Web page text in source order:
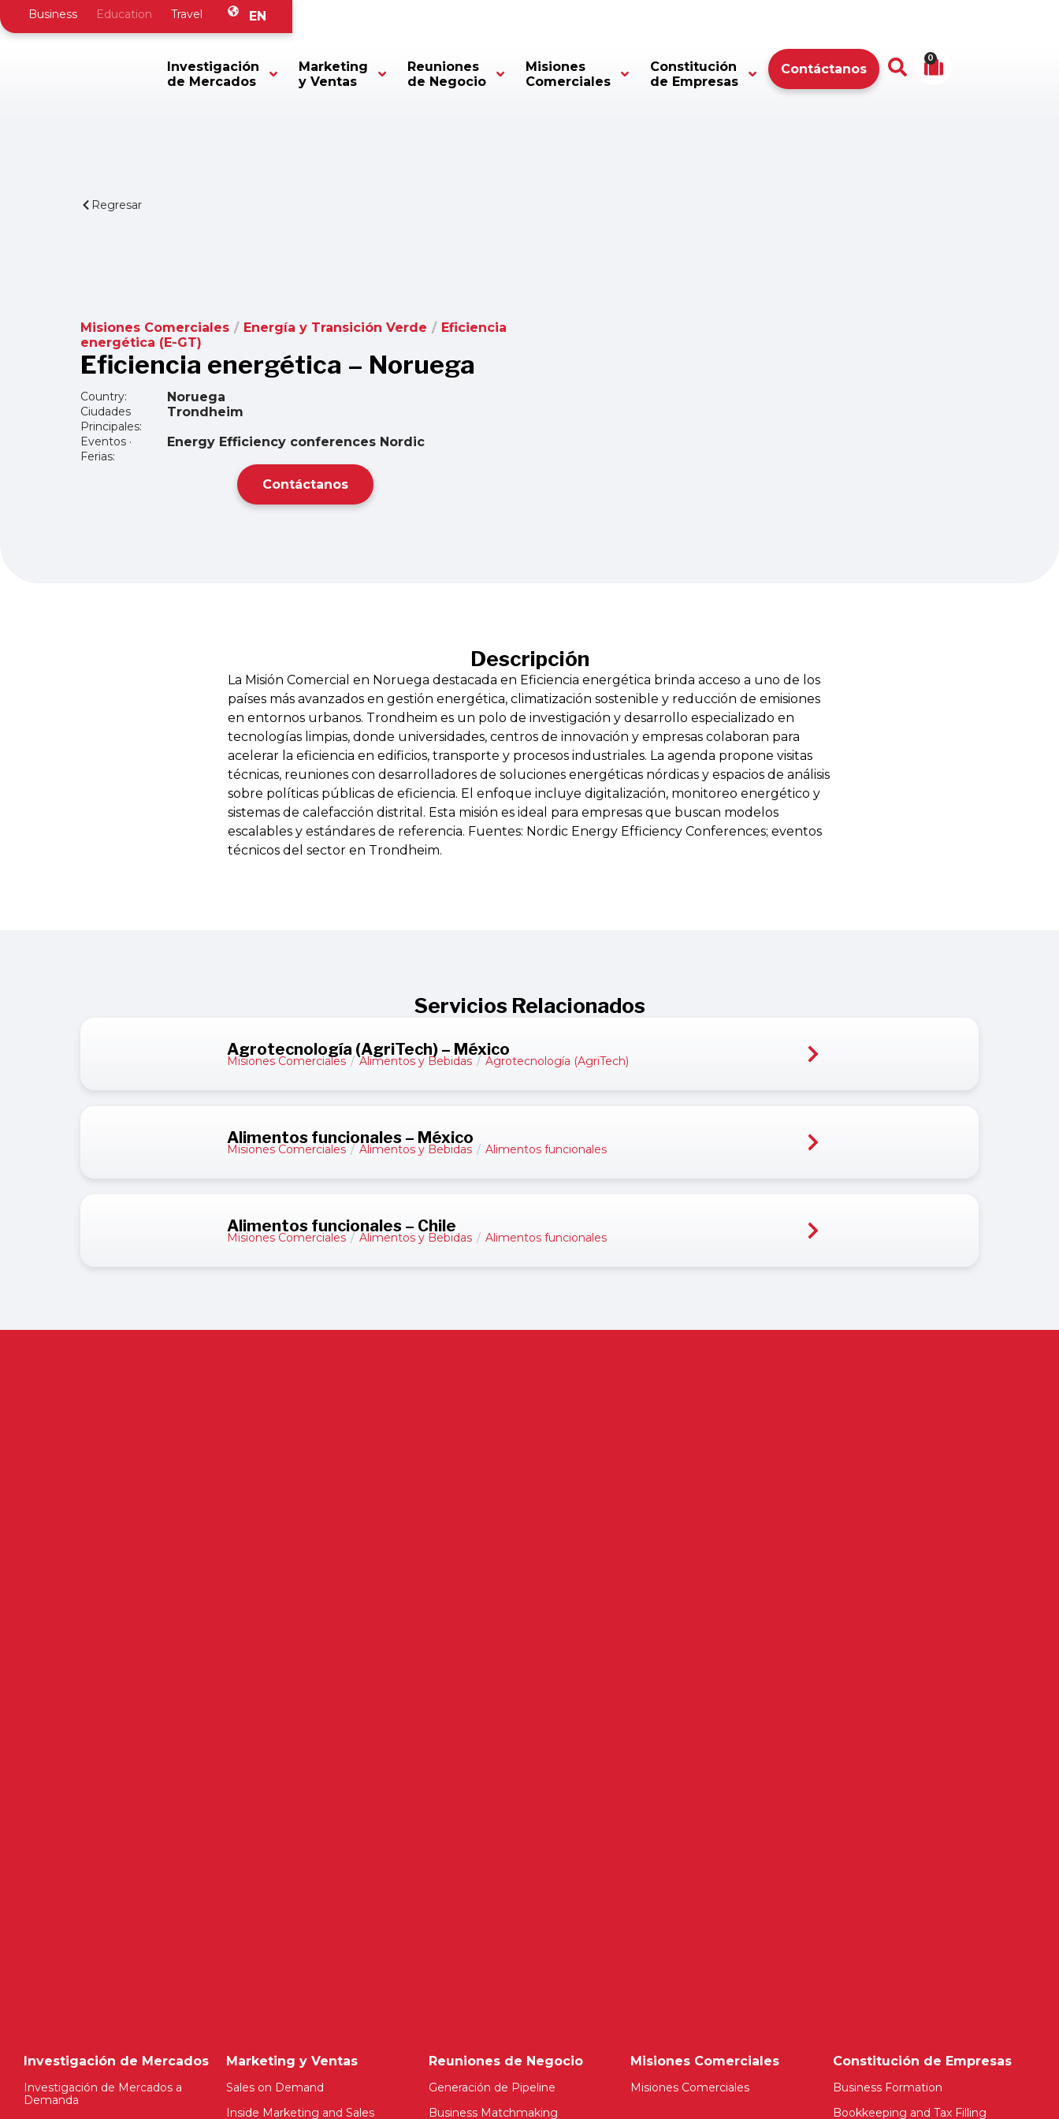
Business Education Travel EN
Investigación
de Mercados
Marketing
y Ventas
Reuniones
de Negocio
Misiones
Comerciales
Constitución
de Empresas
Contáctanos
0
Regresar
Misiones Comerciales / Energía y Transición Verde / Eficiencia
energética (E-GT)
Eficiencia energética – Noruega
Country: Noruega
Ciudades
Principales:
Trondheim
Eventos ·
Ferias:
Energy Efficiency conferences Nordic
Contáctanos
Descripción
La Misión Comercial en Noruega destacada en Eficiencia energética brinda acceso a uno de los
países más avanzados en gestión energética, climatización sostenible y reducción de emisiones
en entornos urbanos. Trondheim es un polo de investigación y desarrollo especializado en
tecnologías limpias, donde universidades, centros de innovación y empresas colaboran para
acelerar la eficiencia en edificios, transporte y procesos industriales. La agenda propone visitas
técnicas, reuniones con desarrolladores de soluciones energéticas nórdicas y espacios de análisis
sobre políticas públicas de eficiencia. El enfoque incluye digitalización, monitoreo energético y
sistemas de calefacción distrital. Esta misión es ideal para empresas que buscan modelos
escalables y estándares de referencia. Fuentes: Nordic Energy Efficiency Conferences; eventos
técnicos del sector en Trondheim.
Servicios Relacionados
Agrotecnología (AgriTech) – México
Misiones Comerciales / Alimentos y Bebidas / Agrotecnología (AgriTech)
Alimentos funcionales – México
Misiones Comerciales / Alimentos y Bebidas / Alimentos funcionales
Alimentos funcionales – Chile
Misiones Comerciales / Alimentos y Bebidas / Alimentos funcionales
Investigación de Mercados
Investigación de Mercados a
Demanda
Marketing y Ventas
Sales on Demand
Inside Marketing and Sales
Reuniones de Negocio
Generación de Pipeline
Business Matchmaking
Misiones Comerciales
Misiones Comerciales
Constitución de Empresas
Business Formation
Bookkeeping and Tax Filling